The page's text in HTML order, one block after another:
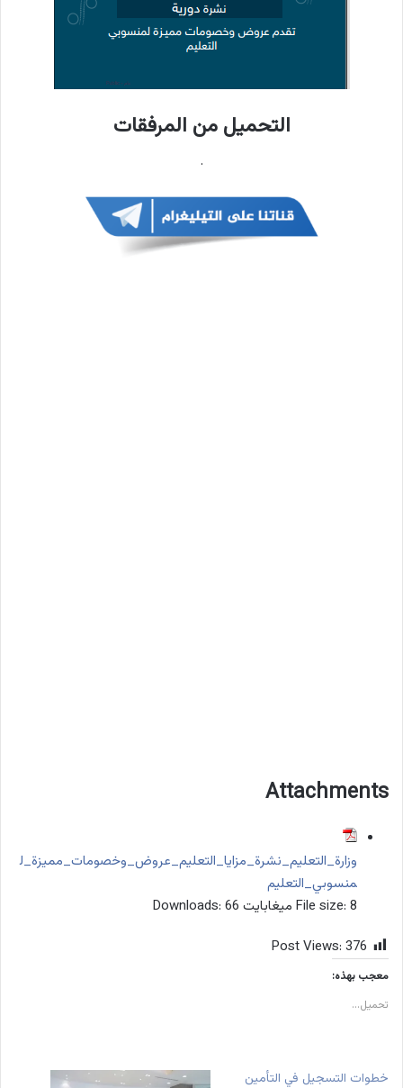
التحميل من المرفقات
.
Attachments
وزارة_التعليم_نشرة_مزايا_التعليم_عروض_وخصومات_مميزة_ل
منسوبي_التعليم
File size: 8 ميغابايت Downloads: 66
Post Views: 376
معجب بهذه:
تحميل...
خطوات التسجيل في التأمين